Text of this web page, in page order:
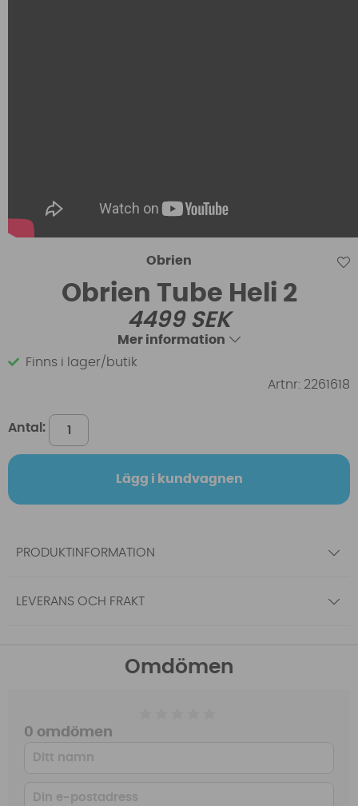
Obrien
Obrien Tube Heli 2
4499SEK
Mer information
Finns i lager/butik
Artnr: 2261618
Antal:
Lägg i kundvagnen
PRODUKTINFORMATION
LEVERANS OCH FRAKT
Omdömen
0 omdömen